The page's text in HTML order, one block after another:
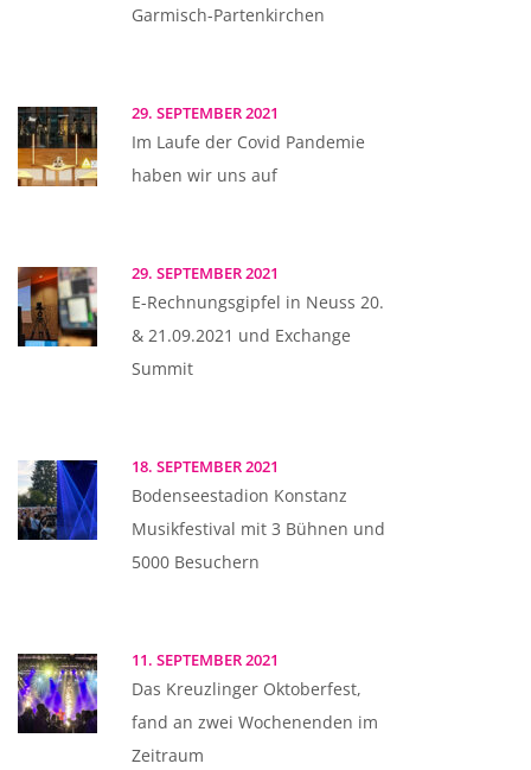
Garmisch-Partenkirchen
29. SEPTEMBER 2021
Im Laufe der Covid Pandemie
haben wir uns auf
29. SEPTEMBER 2021
E-Rechnungsgipfel in Neuss 20.
& 21.09.2021 und Exchange
Summit
18. SEPTEMBER 2021
Bodenseestadion Konstanz
Musikfestival mit 3 Bühnen und
5000 Besuchern
11. SEPTEMBER 2021
Das Kreuzlinger Oktoberfest,
fand an zwei Wochenenden im
Zeitraum